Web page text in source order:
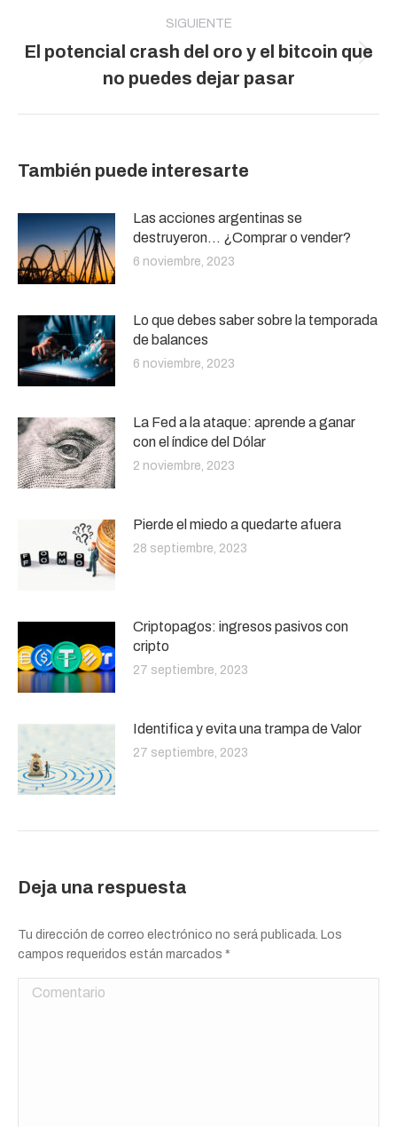
SIGUIENTE
Publicación
siguiente:
El potencial crash del oro y el bitcoin que
no puedes dejar pasar
También puede interesarte
Las acciones argentinas se
destruyeron… ¿Comprar o vender?
6 noviembre, 2023
Lo que debes saber sobre la temporada
de balances
6 noviembre, 2023
La Fed a la ataque: aprende a ganar
con el índice del Dólar
2 noviembre, 2023
Pierde el miedo a quedarte afuera
28 septiembre, 2023
Criptopagos: ingresos pasivos con
cripto
27 septiembre, 2023
Identifica y evita una trampa de Valor
27 septiembre, 2023
Deja una respuesta
Tu dirección de correo electrónico no será publicada. Los
campos requeridos están marcados *
Comentario